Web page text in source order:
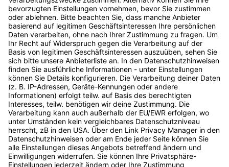
Digital Bash ist …
… die größte Event-Reihe der
Digitalbranche (bezogen auf
die Anzahl der jährlichen
Events) mit
Expert:innenwissen, das dich
und dein Unternehmen nach
vorne bringt. Die Event-Reihe
ist für Entscheider:innen im
Digitalraum ebenso geeignet
wie für alle, die es werden
Startseite
Kommende Events
Vergangene Events
Unsere Speaker
Speaker werden
Als Unternehmen
dabei sein
Account erstellen
Podcast